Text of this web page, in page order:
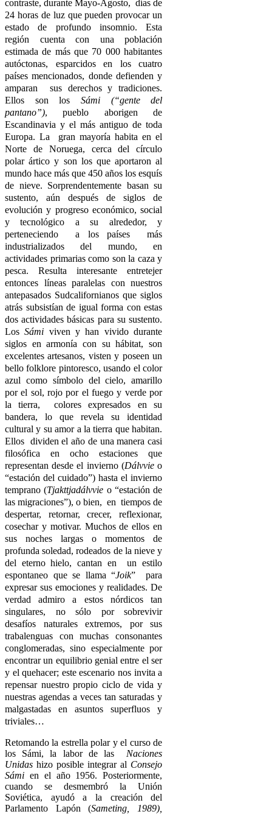
contraste, durante Mayo-Agosto, días de
24 horas de luz que pueden provocar un
estado de profundo insomnio. Esta
región cuenta con una población
estimada de más que 70 000 habitantes
autóctonas, esparcidos en los cuatro
países mencionados, donde defienden y
amparan sus derechos y tradiciones.
Ellos son los Sámi (“gente del
pantano”), pueblo aborigen de
Escandinavia y el más antiguo de toda
Europa. La gran mayoría habita en el
Norte de Noruega, cerca del círculo
polar ártico y son los que aportaron al
mundo hace más que 450 años los esquís
de nieve. Sorprendentemente basan su
sustento, aún después de siglos de
evolución y progreso económico, social
y tecnológico a su alrededor, y
perteneciendo a los países más
industrializados del mundo, en
actividades primarias como son la caza y
pesca. Resulta interesante entretejer
entonces líneas paralelas con nuestros
antepasados Sudcalifornianos que siglos
atrás subsistían de igual forma con estas
dos actividades básicas para su sustento.
LosSámi viven y han vivido durante
siglos en armonía con su hábitat, son
excelentes artesanos, visten y poseen un
bello folklore pintoresco, usando el color
azul como símbolo del cielo, amarillo
por el sol, rojo por el fuego y verde por
la tierra, colores expresados en su
bandera, lo que revela su identidad
cultural y su amor a la tierra que habitan.
Ellos dividen el año de una manera casi
filosófica en ocho estaciones que
representan desde el invierno (Dálvvieo
“estación del cuidado”) hasta el invierno
temprano (Tjakttjadálvvie o “estación de
las migraciones”), o bien, en tiempos de
despertar, retornar, crecer, reflexionar,
cosechar y motivar. Muchos de ellos en
sus noches largas o momentos de
profunda soledad, rodeados de la nieve y
del eterno hielo, cantan en un estilo
espontaneo que se llama “Joik” para
expresar sus emociones y realidades. De
verdad admiro a estos nórdicos tan
singulares, no sólo por sobrevivir
desafíos naturales extremos, por sus
trabalenguas con muchas consonantes
conglomeradas, sino especialmente por
encontrar un equilibrio genial entre el ser
y el quehacer; este escenario nos invita a
repensar nuestro propio ciclo de vida y
nuestras agendas a veces tan saturadas y
malgastadas en asuntos superfluos y
triviales…
Retomando la estrella polar y el curso de
los Sámi, la labor de las Naciones
Unidas hizo posible integrar al Consejo
Sámi en el año 1956. Posteriormente,
cuando se desmembró la Unión
Soviética, ayudó a la creación del
Parlamento Lapón (Sameting, 1989),